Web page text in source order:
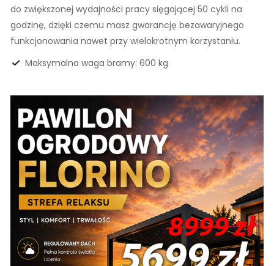
do zwiększonej wydajności pracy sięgającej 50 cykli na
godzinę, dzięki czemu masz gwarancję bezawaryjnego
funkcjonowania nawet przy wielokrotnym korzystaniu.
Maksymalna waga bramy: 600 kg